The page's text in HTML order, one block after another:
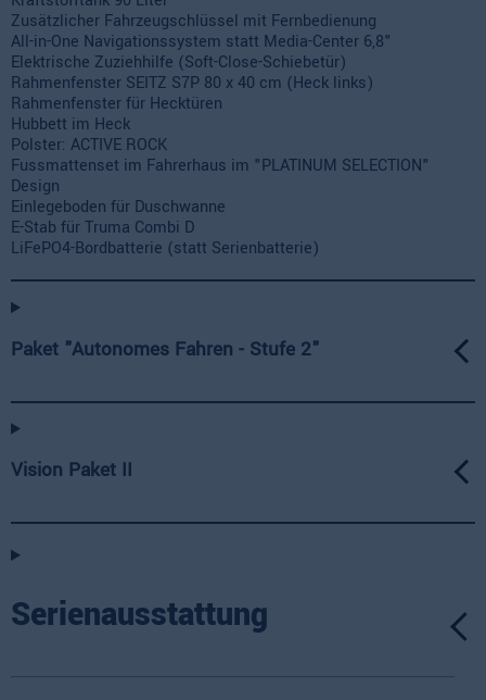
Zusätzlicher Fahrzeugschlüssel mit Fernbedienung
All-in-One Navigationssystem statt Media-Center 6,8"
Elektrische Zuziehhilfe (Soft-Close-Schiebetür)
Rahmenfenster SEITZ S7P 80 x 40 cm (Heck links)
Rahmenfenster für Hecktüren
Hubbett im Heck
Polster: ACTIVE ROCK
Fussmattenset im Fahrerhaus im "PLATINUM SELECTION"
Design
Einlegeboden für Duschwanne
E-Stab für Truma Combi D
LiFePO4-Bordbatterie (statt Serienbatterie)
Paket "Autonomes Fahren - Stufe 2"
Vision Paket II
Serienausstattung